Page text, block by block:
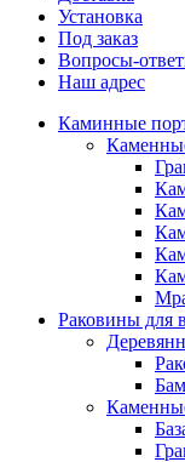
Установка
Под заказ
Вопросы-
Наш адрес
Каминные
Раковины для